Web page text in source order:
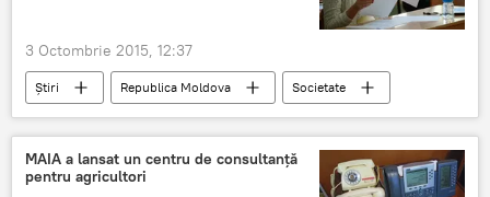
3 Octombrie 2015, 12:37
Știri Republica Moldova
Societate
Rusia
Centrul Rus pentru Știință și Cultură
MAIA a lansat un centru de consultanţă
pentru agricultori